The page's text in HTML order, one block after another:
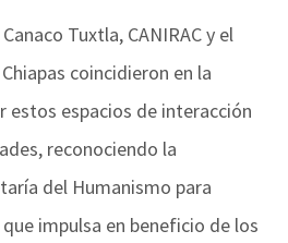
Tuxtla, CANIRAC y el
coincidieron en la
estos espacios de interacción
reconociendo la
del Humanismo para
impulsa en beneficio de los